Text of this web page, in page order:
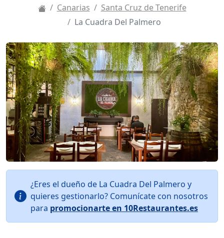
Canarias
Santa Cruz de Tenerife
La Cuadra Del Palmero
¿Eres el dueño de La Cuadra Del Palmero y
quieres gestionarlo? Comunícate con nosotros
para promocionarte en 10Restaurantes.es